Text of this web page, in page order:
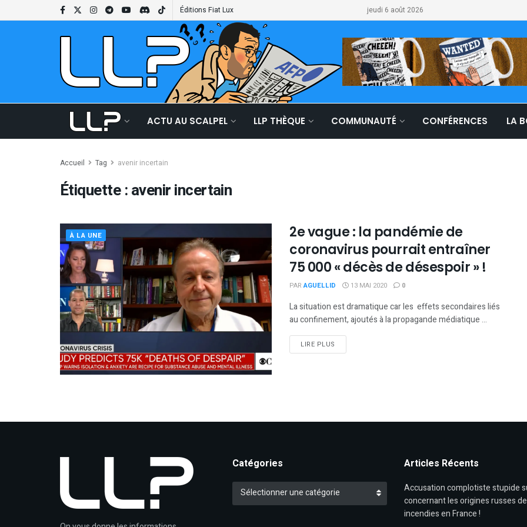
Éditions Fiat Lux jeudi 6 août 2026
ACTU AU SCALPEL LLP THÈQUE COMMUNAUTÉ CONFÉRENCES LA
Accueil Tag avenir incertain
Étiquette :avenir incertain
À LA UNE
2e vague : la pandémie de
coronavirus pourrait entraîner
75 000 « décès de désespoir » !
PAR AGUELLID 13 MAI 2020 0
La situation est dramatique car les effets secondaires liés
au confinement, ajoutés à la propagande médiatique ...
LIRE PLUS
Catégories
Catégories
Sélectionner une catégorie
Articles Récents
Accusation complotiste stupide
concernant les origines russes
incendies en France !